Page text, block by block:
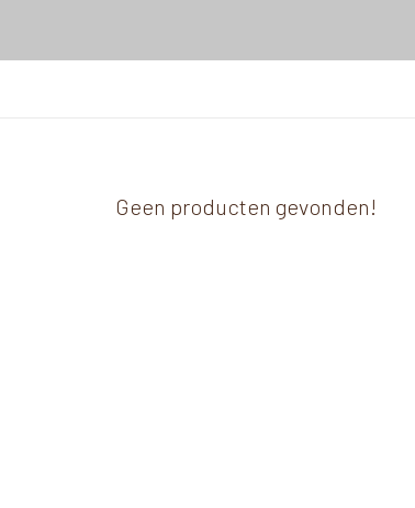
Geen producten gevonden!